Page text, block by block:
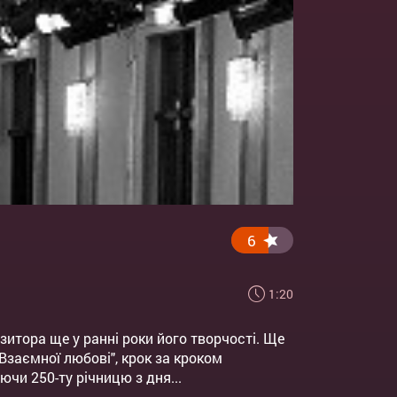
6
1:20
ще у ранні роки його творчості. Ще
любові", крок за кроком
250-ту річницю з дня...